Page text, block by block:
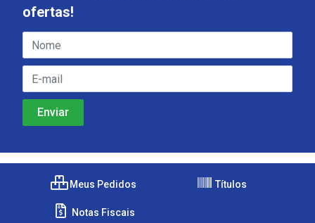
ofertas!
Meus Pedidos Títulos
Notas Fiscais